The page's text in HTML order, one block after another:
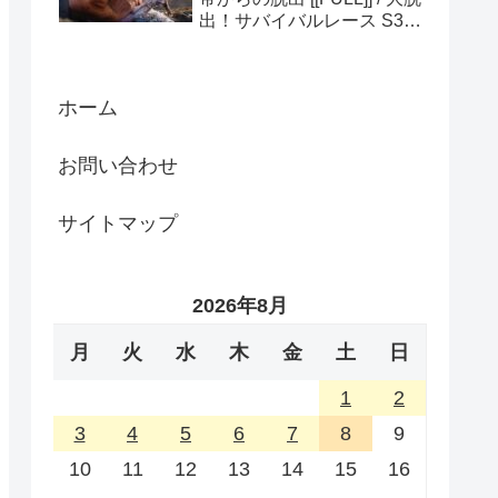
出！サバイバルレース S3
ホーム
お問い合わせ
サイトマップ
2026年8月
月 火 水 木 金 土 日
1
2
3
4 5 6 7 8
9
10
11 12 13 14 15
16